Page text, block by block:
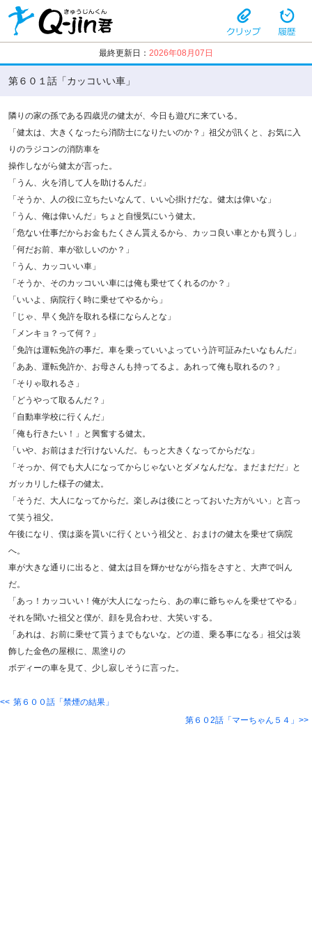
最終更新日： 2026年08月07日
第６０１話「カッコいい車」
隣りの家の孫である四歳児の健太が、今日も遊びに来ている。
「健太は、大きくなったら消防士になりたいのか？」祖父が訊くと、お気に入
りのラジコンの消防車を
操作しながら健太が言った。
「うん、火を消して人を助けるんだ」
「そうか、人の役に立ちたいなんて、いい心掛けだな。健太は偉いな」
「うん、俺は偉いんだ」ちょと自慢気にいう健太。
「危ない仕事だからお金もたくさん貰えるから、カッコ良い車とかも買うし」
「何だお前、車が欲しいのか？」
「うん、カッコいい車」
「そうか、そのカッコいい車には俺も乗せてくれるのか？」
「いいよ、病院行く時に乗せてやるから」
「じゃ、早く免許を取れる様にならんとな」
「メンキョ？って何？」
「免許は運転免許の事だ。車を乗っていいよっていう許可証みたいなもんだ」
「ああ、運転免許か、お母さんも持ってるよ。あれって俺も取れるの？」
「そりゃ取れるさ」
「どうやって取るんだ？」
「自動車学校に行くんだ」
「俺も行きたい！」と興奮する健太。
「いや、お前はまだ行けないんだ。もっと大きくなってからだな」
「そっか、何でも大人になってからじゃないとダメなんだな。まだまだだ」と
ガッカリした様子の健太。
「そうだ、大人になってからだ。楽しみは後にとっておいた方がいい」と言っ
て笑う祖父。
午後になり、僕は薬を貰いに行くという祖父と、おまけの健太を乗せて病院
へ。
車が大きな通りに出ると、健太は目を輝かせながら指をさすと、大声で叫ん
だ。
「あっ！カッコいい！俺が大人になったら、あの車に爺ちゃんを乗せてやる」
それを聞いた祖父と僕が、顔を見合わせ、大笑いする。
「あれは、お前に乗せて貰うまでもないな。どの道、乗る事になる」祖父は装
飾した金色の屋根に、黒塗りの
ボディーの車を見て、少し寂しそうに言った。
第６００話「禁煙の結果」
第６０2話「マーちゃん５４」